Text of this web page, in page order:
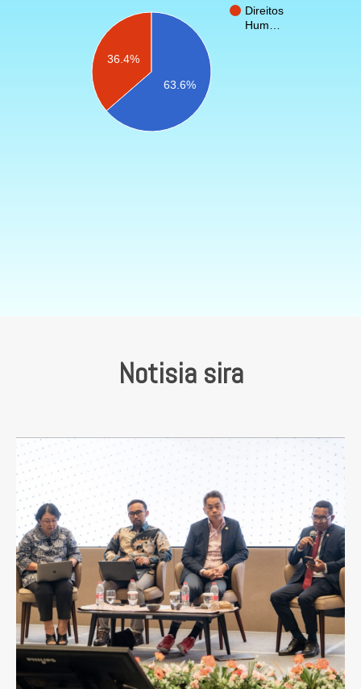
Direitos
Hum…
36.4%
63.6%
Notisia sira